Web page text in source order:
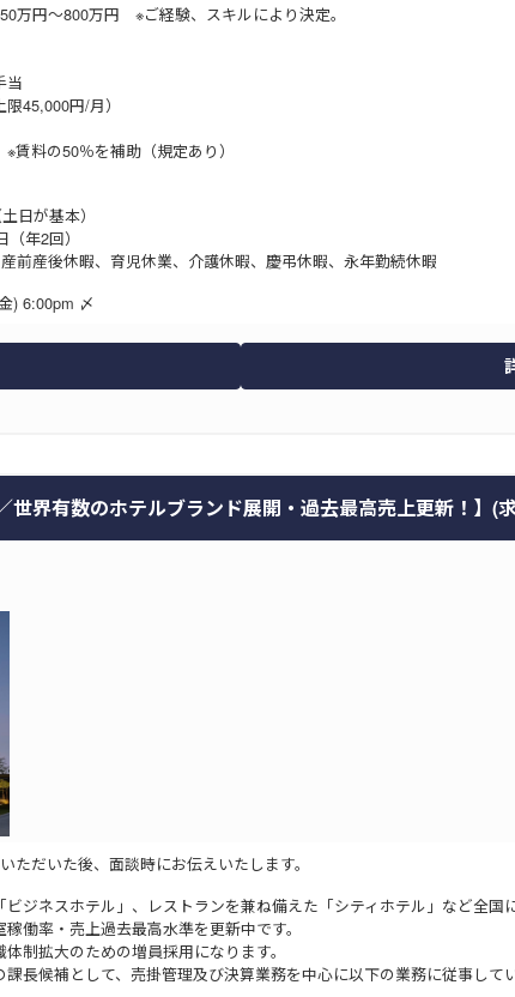
万円〜800万円 ※ご経験、スキルにより決定。
当
45,000円/月）
料の50％を補助（規定あり）
日が基本）
年2回）
前産後休暇、育児休業、介護休暇、慶弔休暇、永年勤続休暇
) 6:00pm 〆
世界有数のホテルブランド展開・過去最高売上更新！】(
だいた後、面談時にお伝えいたします。
ビジネスホテル」、レストランを兼ね備えた「シティホテル」など全
働率・売上過去最高水準を更新中です。
制拡大のための増員採用になります。
長候補として、売掛管理及び決算業務を中心に以下の業務に従事して